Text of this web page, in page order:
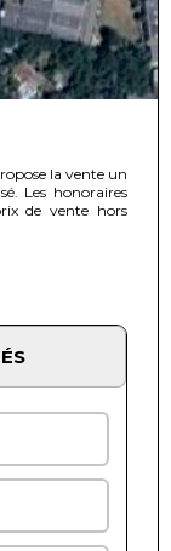
la vente un
Les honoraires
de vente hors